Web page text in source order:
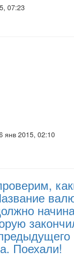
07:23
янв 2015, 02:10
Поехали!